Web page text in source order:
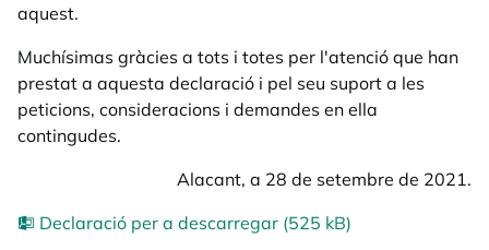
aquest.
Muchísimas gràcies a tots i totes per l'atenció que han
prestat a aquesta declaració i pel seu suport a les
peticions, consideracions i demandes en ella
contingudes.
Alacant, a 28 de setembre de 2021.
Declaració per a descarregar (525 kB)